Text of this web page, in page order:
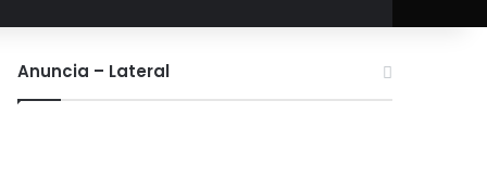
Anuncia – Lateral